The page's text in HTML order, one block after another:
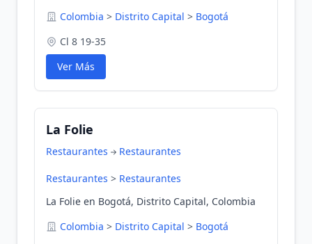
Colombia > Distrito Capital > Bogotá
Cl 8 19-35
Ver Más
La Folie
Restaurantes Restaurantes
Restaurantes > Restaurantes
La Folie en Bogotá, Distrito Capital, Colombia
Colombia > Distrito Capital > Bogotá